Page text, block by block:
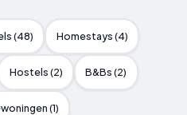
(48) Homestays (4)
Hostels (2) B&Bs (2)
(1)